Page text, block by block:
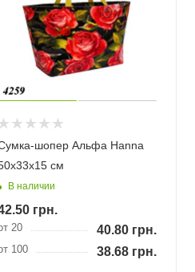
шопер Альфа Hanna
см
В наличии
грн.
20 40.80 грн.
100 38.68 грн.